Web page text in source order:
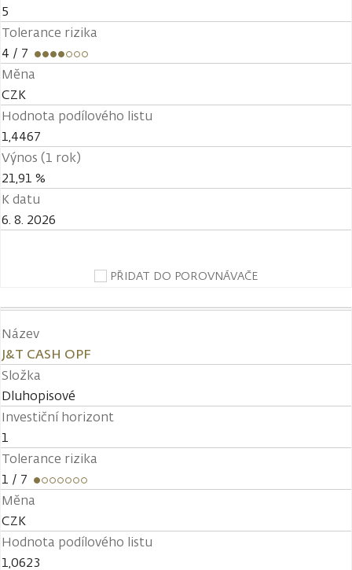
5
Tolerance rizika
4 / 7
Měna
CZK
Hodnota podílového listu
1,4467
Výnos (1 rok)
21,91 %
K datu
6. 8. 2026
PŘIDAT DO POROVNÁVAČE
Název
J&T CASH OPF
Složka
Dluhopisové
Investiční horizont
1
Tolerance rizika
1 / 7
Měna
CZK
Hodnota podílového listu
1,0623